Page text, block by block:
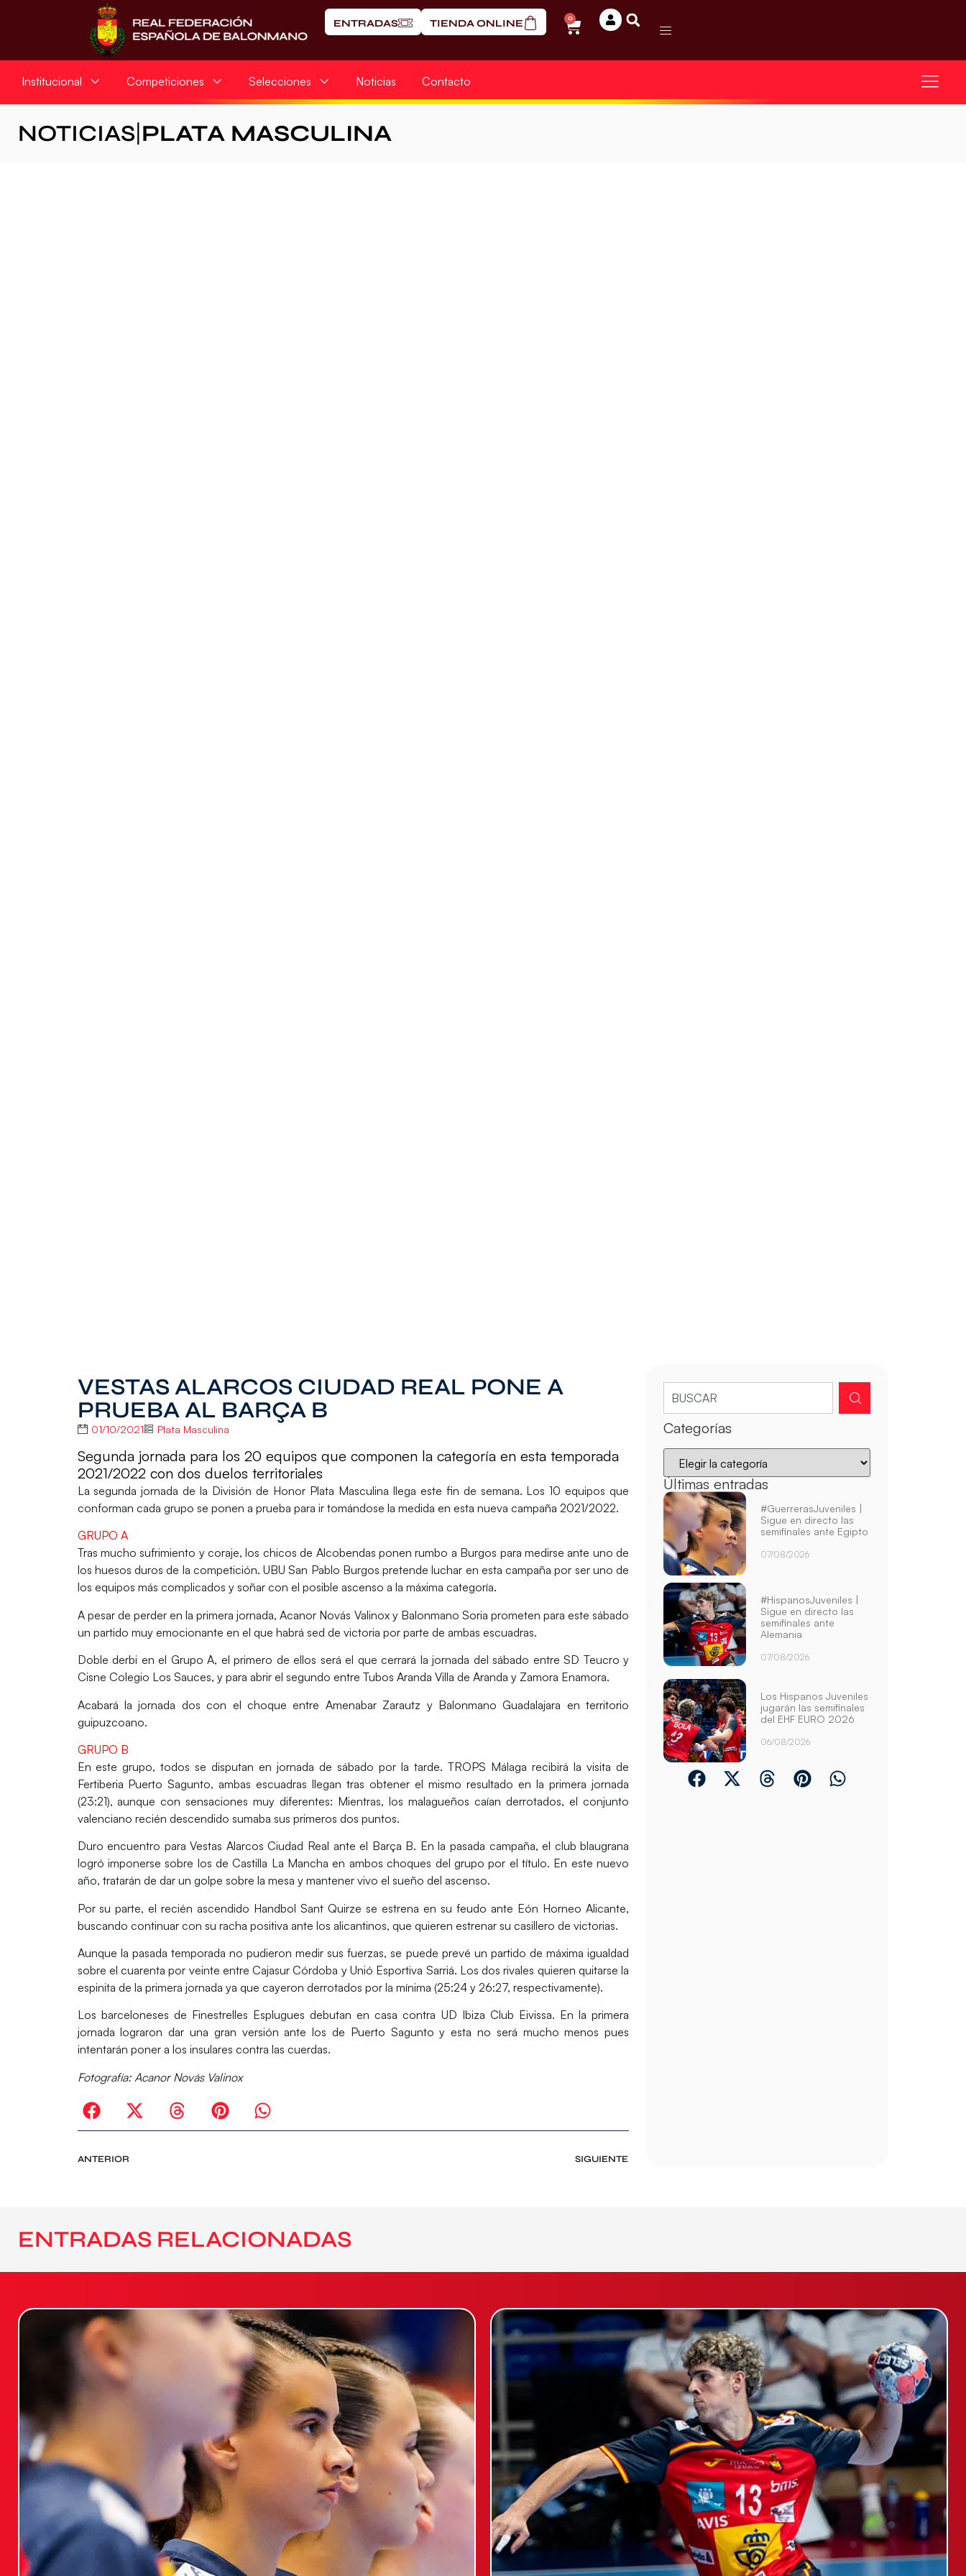
ENTRADAS TIENDA ONLINE 0
Institucional Competiciones Selecciones Noticias Contacto
NOTICIAS PLATA MASCULINA
VESTAS ALARCOS CIUDAD REAL PONE A
PRUEBA AL BARÇA B
01/10/2021 Plata Masculina
Segunda jornada para los 20 equipos que componen la categoría en esta temporada
2021/2022 con dos duelos territoriales
La segunda jornada de la División de Honor Plata Masculina llega este fin de semana. Los 10 equipos que
conforman cada grupo se ponen a prueba para ir tomándose la medida en esta nueva campaña 2021/2022.
GRUPO A
Tras mucho sufrimiento y coraje, los chicos de Alcobendas ponen rumbo a Burgos para medirse ante uno de
los huesos duros de la competición.UBU San Pablo Burgos pretende luchar en esta campaña por ser uno de
los equipos más complicados y soñar con el posible ascenso a la máxima categoría.
A pesar de perder en la primera jornada,Acanor Novás Valinox y Balonmano Soria prometen para este sábado
un partido muy emocionante en el que habrá sed de victoria por parte de ambas escuadras.
Doble derbi en el Grupo A, el primero de ellos será el que cerrará la jornada del sábado entreSD Teucro y
Cisne Colegio Los Sauces, y para abrir el segundo entre Tubos Aranda Villa de Aranda y Zamora Enamora.
Acabará la jornada dos con el choque entre Amenabar Zarautz y Balonmano Guadalajara en territorio
guipuzcoano.
GRUPO B
En este grupo, todos se disputan en jornada de sábado por la tarde.TROPS Málaga recibirá la visita de
Fertiberia Puerto Sagunto, ambas escuadras llegan tras obtener el mismo resultado en la primera jornada
(23:21), aunque con sensaciones muy diferentes: Mientras, los malagueños caían derrotados, el conjunto
valenciano recién descendido sumaba sus primeros dos puntos.
Duro encuentro paraVestas Alarcos Ciudad Real ante el Barça B. En la pasada campaña, el club blaugrana
logró imponerse sobre los de Castilla La Mancha en ambos choques del grupo por el título. En este nuevo
año, tratarán de dar un golpe sobre la mesa y mantener vivo el sueño del ascenso.
Por su parte, el recién ascendido Handbol Sant Quirze se estrena en su feudo ante Eón Horneo Alicante,
buscando continuar con su racha positiva ante los alicantinos, que quieren estrenar su casillero de victorias.
Aunque la pasada temporada no pudieron medir sus fuerzas, se puede prevé un partido de máxima igualdad
sobre el cuarenta por veinte entreCajasur Córdoba y Unió Esportiva Sarriá. Los dos rivales quieren quitarse la
espinita de la primera jornada ya que cayeron derrotados por la mínima (25:24 y 26:27, respectivamente).
Los barceloneses de Finestrelles Esplugues debutan en casa contra UD Ibiza Club Eivissa. En la primera
jornada lograron dar una gran versión ante los de Puerto Sagunto y esta no será mucho menos pues
intentarán poner a los insulares contra las cuerdas.
Fotografía: Acanor Novás Valinox
ANTERIOR SIGUIENTE
Categorías
Últimas entradas
#GuerrerasJuveniles |
Sigue en directo las
semifinales ante Egipto
07/08/2026
#HispanosJuveniles |
Sigue en directo las
semifinales ante
Alemania
07/08/2026
Los Hispanos Juveniles
jugarán las semifinales
del EHF EURO 2026
06/08/2026
ENTRADAS RELACIONADAS